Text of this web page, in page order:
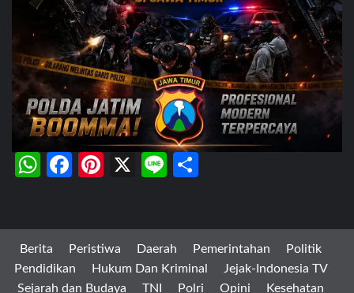
WhatsApp
Facebook
Pinterest
X Line
Berita Peristiwa Daerah Pemerintahan
Politik
Pendidikan
Hukum Dan Kriminal
Jejak-Indonesia TV
Sejarah dan Budaya
TNI Polri Opini Kesehatan